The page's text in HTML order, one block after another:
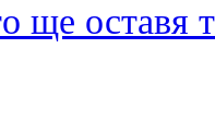
ще оставя